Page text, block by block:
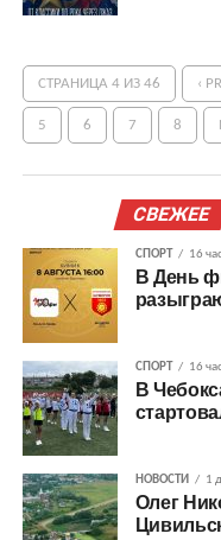
СТРАНИЦА 4 ИЗ 46 ‹
5 6 7 8
СВЕЖЕЕ
СПОРТ 16
В День
СПОРТ 16
В
НОВОСТИ 1
Олег